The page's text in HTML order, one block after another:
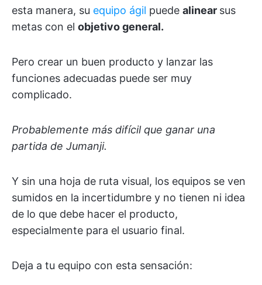
esta manera, su equipo ágil puede alinear sus
metas con el objetivo general.
Pero crear un buen producto y lanzar las
funciones adecuadas puede ser muy
complicado.
Probablemente más difícil que ganar una
partida de Jumanji.
Y sin una hoja de ruta visual, los equipos se ven
sumidos en la incertidumbre y no tienen ni idea
de lo que debe hacer el producto,
especialmente para el usuario final.
Deja a tu equipo con esta sensación: